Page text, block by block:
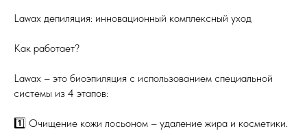
Lawax депиляция: инновационный комплексный уход
Как работает?
Lawax – это биоэпиляция с использованием специальной
системы из 4 этапов:
1️⃣ Очищение кожи лосьоном – удаление жира и косметики.